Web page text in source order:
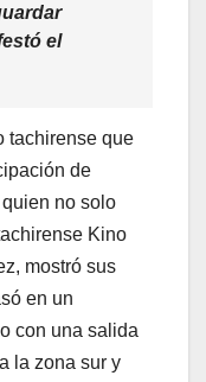
el
tachirense que
de
no solo
Kino
mostró sus
en un
con una salida
la zona sur y